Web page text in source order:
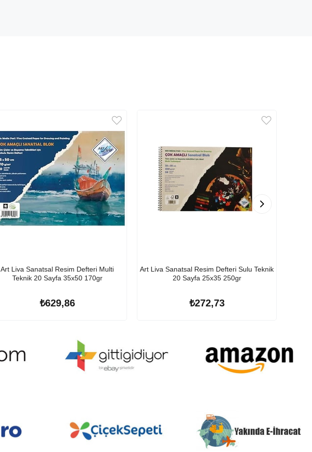
Art Liva Sanatsal Resim Defteri Multi
Teknik 20 Sayfa 35x50 170gr
₺629,86
Art Liva Sanatsal Resim Defteri Sulu Teknik
20 Sayfa 25x35 250gr
₺272,73